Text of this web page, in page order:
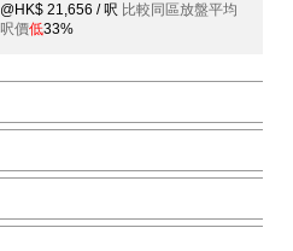
@HK$ 21,656 / 呎 比較同區放盤平均
呎價低33%